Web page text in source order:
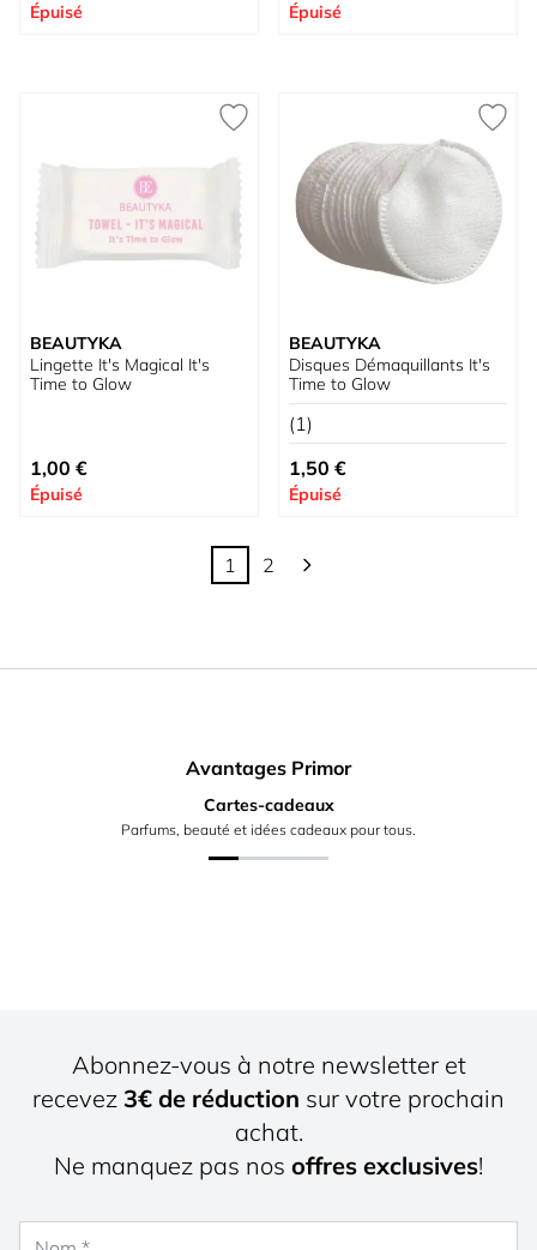
Épuisé Épuisé
BEAUTYKA
Lingette It's Magical It's
Time to Glow
1,00 €
Épuisé
BEAUTYKA
Disques Démaquillants It's
Time to Glow
(1)
1,50 €
Épuisé
Vous lisez actuellement la page
1
Page
2
Avantages Primor
Cartes-cadeaux
Parfums, beauté et idées cadeaux pour tous.
Abonnez-vous à notre newsletter et
recevez 3€ de réduction sur votre prochain
achat.
Ne manquez pas nos offres exclusives!